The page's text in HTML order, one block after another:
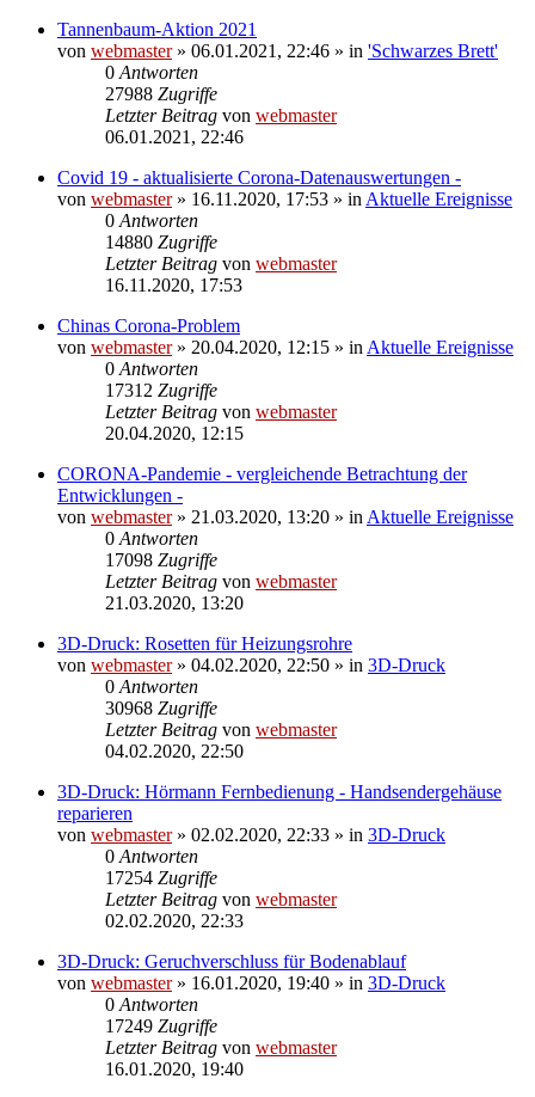
Tannenbaum-Aktion 2021
von webmaster» 06.01.2021, 22:46 » in 'Schwarzes Brett'
0 Antworten
27988 Zugriffe
Letzter Beitrag von webmaster
06.01.2021, 22:46
Covid 19 - aktualisierte Corona-Datenauswertungen -
von webmaster» 16.11.2020, 17:53 » in Aktuelle Ereignisse
0 Antworten
14880 Zugriffe
Letzter Beitrag von webmaster
16.11.2020, 17:53
Chinas Corona-Problem
von webmaster» 20.04.2020, 12:15 » in Aktuelle Ereignisse
0 Antworten
17312 Zugriffe
Letzter Beitrag von webmaster
20.04.2020, 12:15
CORONA-Pandemie - vergleichende Betrachtung der
Entwicklungen -
von webmaster» 21.03.2020, 13:20 » in Aktuelle Ereignisse
0 Antworten
17098 Zugriffe
Letzter Beitrag von webmaster
21.03.2020, 13:20
3D-Druck: Rosetten für Heizungsrohre
von webmaster» 04.02.2020, 22:50 » in 3D-Druck
0 Antworten
30968 Zugriffe
Letzter Beitrag von webmaster
04.02.2020, 22:50
3D-Druck: Hörmann Fernbedienung - Handsendergehäuse
reparieren
von webmaster» 02.02.2020, 22:33 » in 3D-Druck
0 Antworten
17254 Zugriffe
Letzter Beitrag von webmaster
02.02.2020, 22:33
3D-Druck: Geruchverschluss für Bodenablauf
von webmaster» 16.01.2020, 19:40 » in 3D-Druck
0 Antworten
17249 Zugriffe
Letzter Beitrag von webmaster
16.01.2020, 19:40